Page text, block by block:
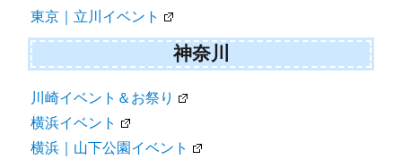
東京｜立川イベント
神奈川
川崎イベント＆お祭り
横浜イベント
横浜｜山下公園イベント